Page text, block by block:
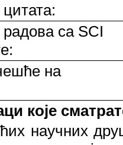
радова са SCI
на
које
научних